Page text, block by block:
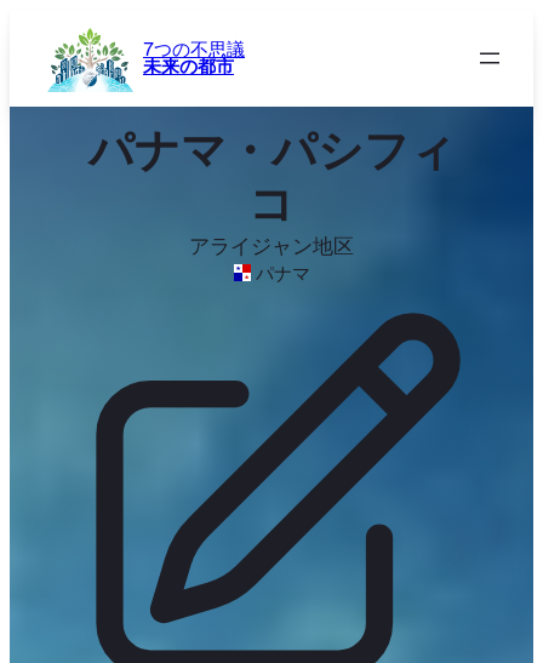
7つの不思議
未来の都市
パナマ・パシフィ
コ
アライジャン地区
パナマ